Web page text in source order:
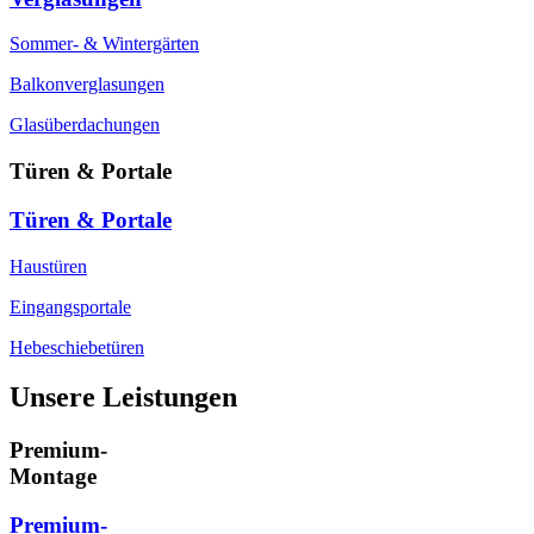
Sommer- & Wintergärten
Balkonverglasungen
Glasüberdachungen
Türen & Portale
Türen & Portale
Haustüren
Eingangsportale
Hebeschiebetüren
Unsere Leistungen
Premium-
Montage
Premium-